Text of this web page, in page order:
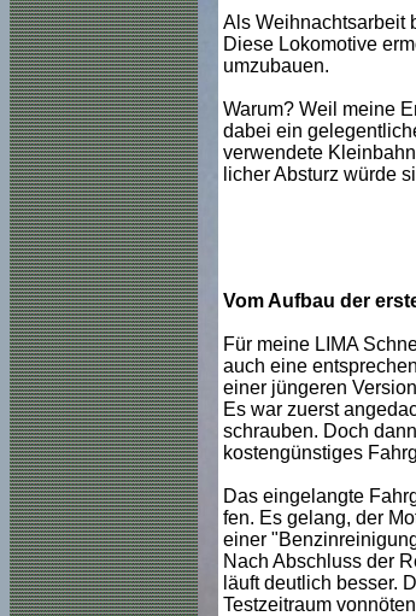
Als Weihnachtsarbeit
Diese Lokomotive
umzubauen.
Warum? Weil meine
dabei ein
verwendete
licher Absturz würde
Vom Aufbau der
Für meine LIMA
auch eine
einer jüngeren
Es war zuerst
schrauben. Doch
kostengünstiges
Das eingelangte
fen. Es gelang, der
einer
Nach Abschluss der
läuft deutlich besser.
Testzeitraum